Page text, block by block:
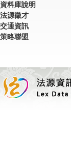
資料庫說明
法源徵才
交通資訊
策略聯盟